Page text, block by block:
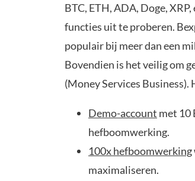
BTC, ETH, ADA, Doge,
functies uit te proberen.
populair bij meer dan een
Bovendien is het veilig om
(Money Services
Demo-account met 10
hefboomwerking.
100x hefboomwerking
maximaliseren.